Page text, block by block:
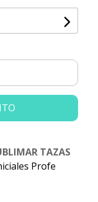
TAZAS
Profe